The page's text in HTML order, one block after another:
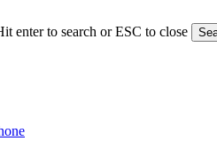
enter to search or ESC to close